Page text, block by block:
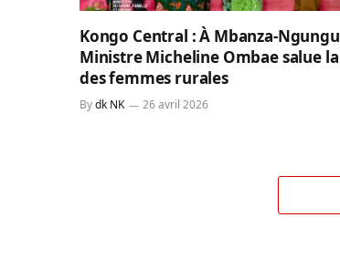
Kongo Central : À Mbanza-
Ministre Micheline Ombae salue
des femmes rurales
Bydk NK 26 avril 2026